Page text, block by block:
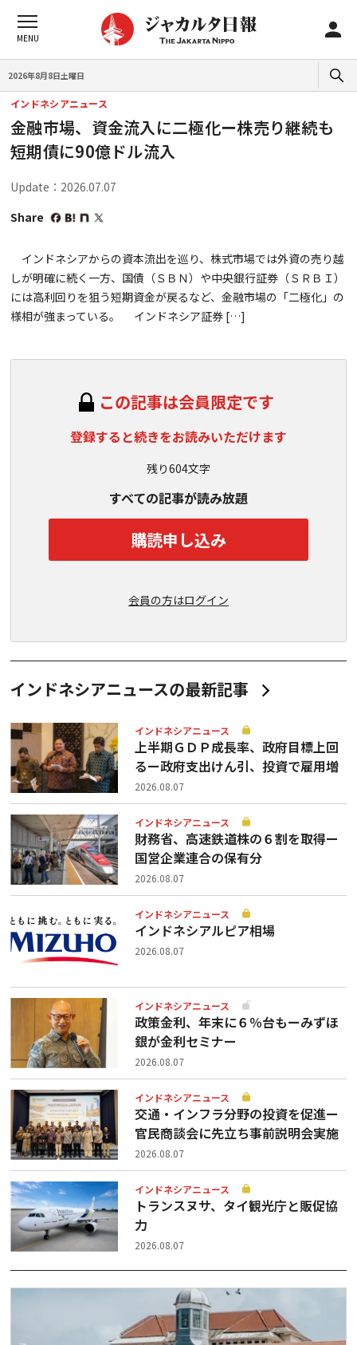
2026年8月8日土曜日
インドネシアニュース
金融市場、資金流入に二極化ー株売り継続も
短期債に90億ドル流入
Update：2026.07.07
Share
インドネシアからの資本流出を巡り、株式市場では外資の売り越
しが明確に続く一方、国債（ＳＢＮ）や中央銀行証券（ＳＲＢＩ）
には高利回りを狙う短期資金が戻るなど、金融市場の「二極化」の
様相が強まっている。 インドネシア証券 […]
この記事は会員限定です
登録すると続きをお読みいただけます
残り604文字
すべての記事が読み放題
購読申し込み
会員の方はログイン
インドネシアニュースの最新記事
インドネシアニュース
上半期ＧＤＰ成長率、政府目標上回
るー政府支出けん引、投資で雇用増
2026.08.07
インドネシアニュース
財務省、高速鉄道株の６割を取得ー
国営企業連合の保有分
2026.08.07
インドネシアニュース
インドネシアルピア相場
2026.08.07
インドネシアニュース
政策金利、年末に６％台もーみずほ
銀が金利セミナー
2026.08.07
インドネシアニュース
交通・インフラ分野の投資を促進ー
官民商談会に先立ち事前説明会実施
2026.08.07
インドネシアニュース
トランスヌサ、タイ観光庁と販促協
力
2026.08.07